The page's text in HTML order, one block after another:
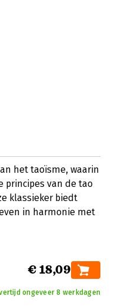
het taoïsme, waarin
principes van de tao
klassieker biedt
in harmonie met
€ 18,09
ongeveer 8 werkdagen